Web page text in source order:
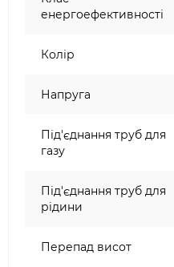
енергоефективності
Колір
Напруга
Під'єднання труб для
газу
Під'єднання труб для
рідини
Перепад висот